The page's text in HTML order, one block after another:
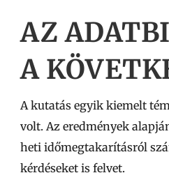
AZ
A
A kutatás egyik kiemelt
volt. Az eredmények
heti időmegtakarításról
kérdéseket is felvet.